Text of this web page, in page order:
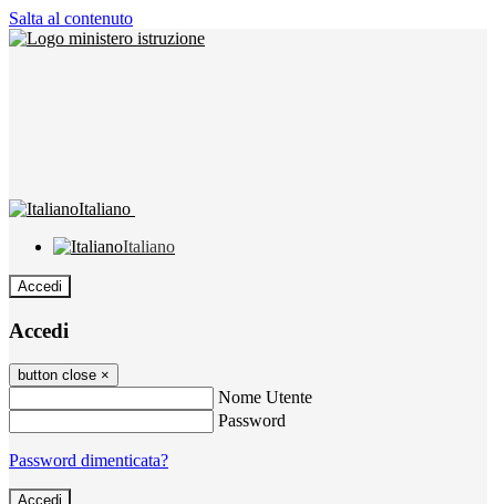
Salta al contenuto
Italiano
Italiano
Accedi
Accedi
button close ×
Nome Utente
Password
Password dimenticata?